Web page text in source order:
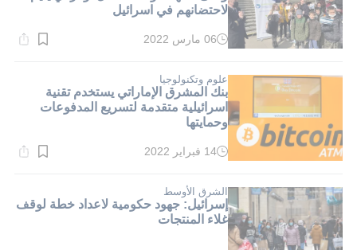
لاحتضانهم في اسرائيل
وقت
دقيقة.
06 مارس 2022
علوم وتكنولوجيا
بنك المشرق الإماراتي يستخدم تقنية
اسرائيلية متقدمة لتسريع المدفوعات
وحمايتها
وقت
دقيقة.
14 فبراير 2022
الشرق الأوسط
إسرائيل: جهود حكومية لاعداد خطة لوقف
غلاء المنتجات